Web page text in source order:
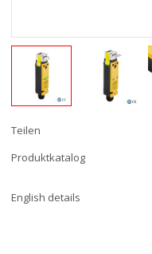
Teilen
Produktkatalog
English details